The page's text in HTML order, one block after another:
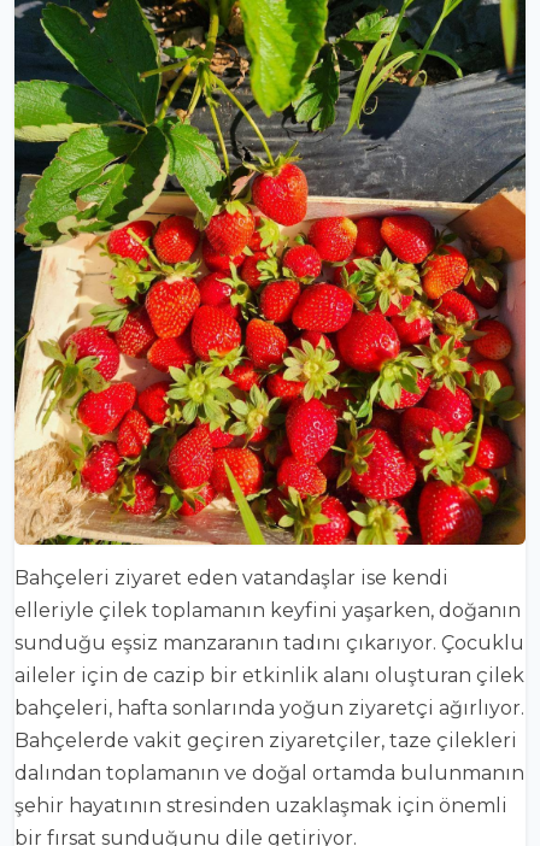
Bahçeleri ziyaret eden vatandaşlar ise kendi
elleriyle çilek toplamanın keyfini yaşarken, doğanın
sunduğu eşsiz manzaranın tadını çıkarıyor. Çocuklu
aileler için de cazip bir etkinlik alanı oluşturan çilek
bahçeleri, hafta sonlarında yoğun ziyaretçi ağırlıyor.
Bahçelerde vakit geçiren ziyaretçiler, taze çilekleri
dalından toplamanın ve doğal ortamda bulunmanın
şehir hayatının stresinden uzaklaşmak için önemli
bir fırsat sunduğunu dile getiriyor.